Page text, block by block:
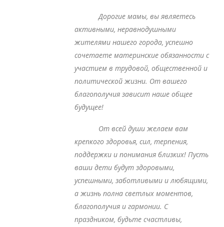
Дорогие мамы, вы являетесь
активными, неравнодушными
жителями нашего города, успешно
сочетаете материнские обязанности с
участием в трудовой, общественной и
политической жизни. От вашего
благополучия зависит наше общее
будущее!
От всей души желаем вам
крепкого здоровья, сил, терпения,
поддержки и понимания близких! Пусть
ваши дети будут здоровыми,
успешными, заботливыми и любящими,
а жизнь полна светлых моментов,
благополучия и гармонии. С
праздником, будьте счастливы,